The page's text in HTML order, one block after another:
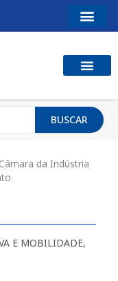
BUSCAR
Câmara da Indústria
E MOBILIDADE,